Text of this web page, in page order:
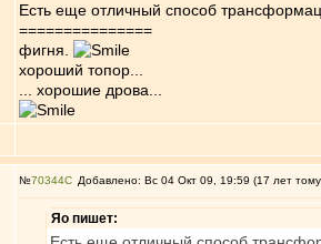
Есть еще отличный способ
===============
фигня.
хороший топор...
... хорошие дрова...
№70344 Добавлено: Вс 04 Окт 09, 19:59 (17 лет
Яо пишет: